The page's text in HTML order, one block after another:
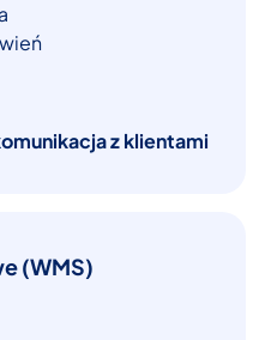
z klientami
(WMS)